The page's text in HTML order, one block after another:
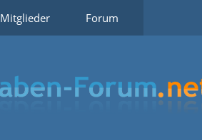
Mitglieder Forum